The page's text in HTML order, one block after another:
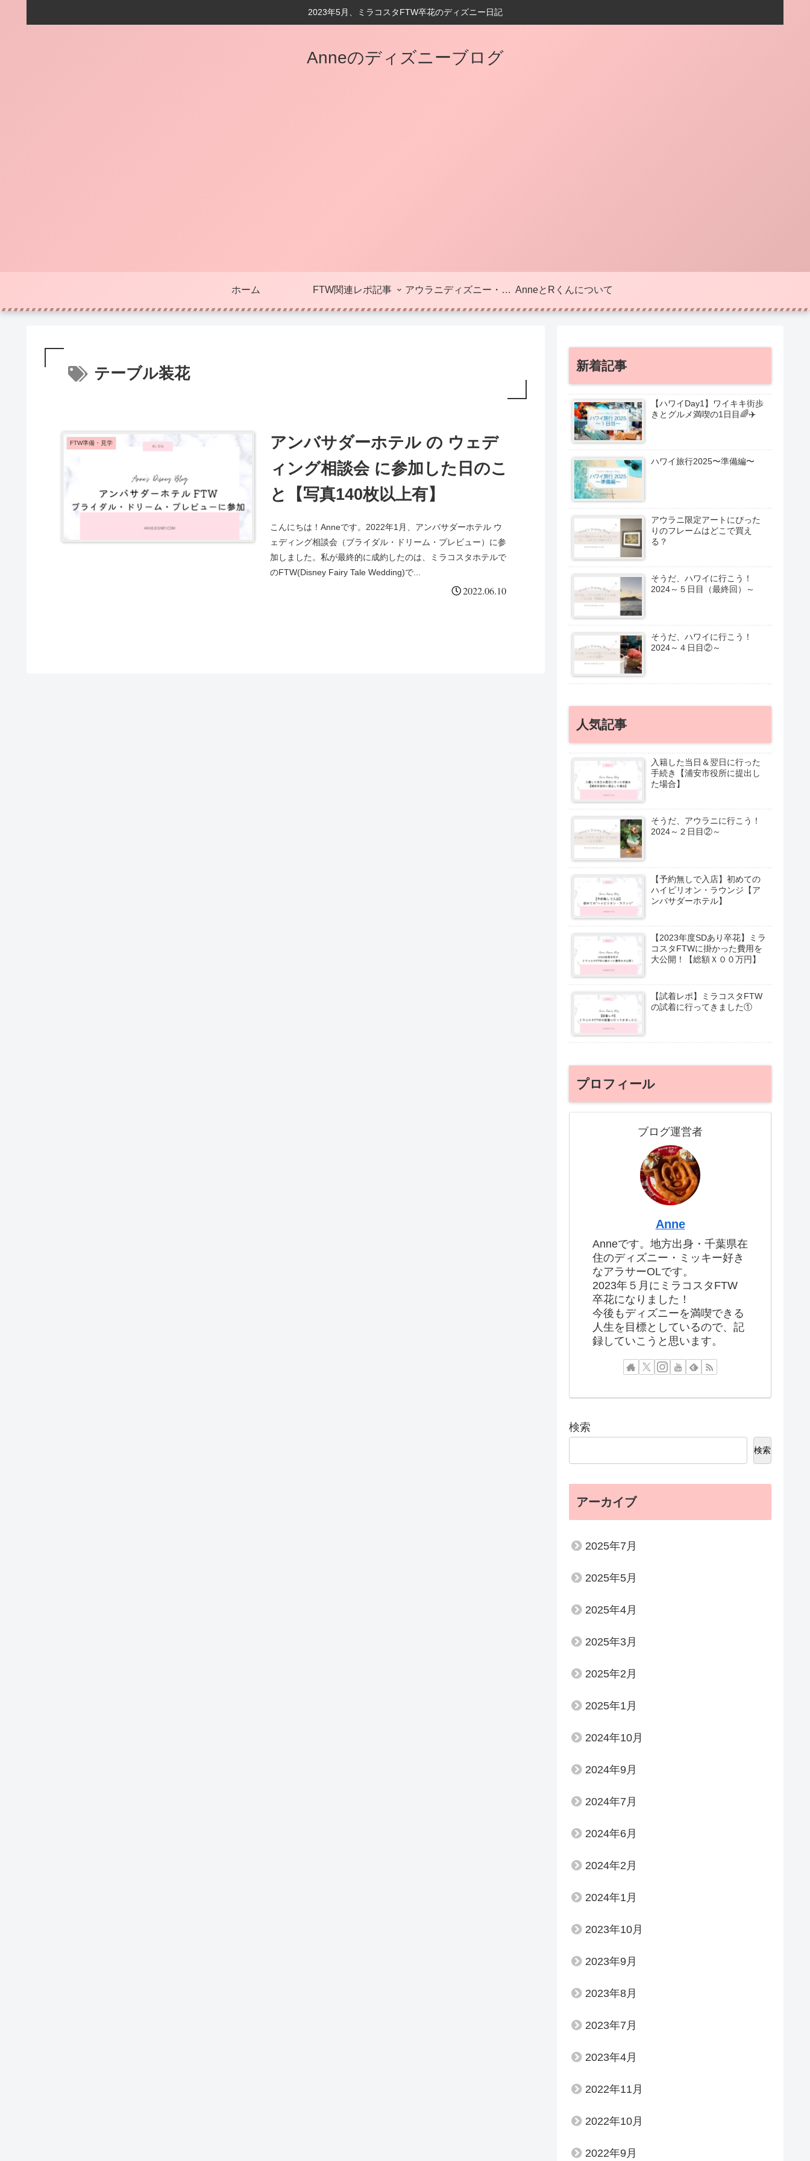
2023年5月、ミラコスタFTW卒花のディズニー日記
Anneのディズニーブログ
ホーム FTW関連レポ記事 アウラニディズニー・ハワイ AnneとRくんについて
テーブル装花
FTW準備・見学
アンバサダーホテル の ウェデ
ィング相談会 に参加した日のこ
と【写真140枚以上有】
こんにちは！Anneです。2022年1月、アンバサダーホテル ウ
ェディング相談会（ブライダル・ドリーム・プレビュー）に参
加しました。私が最終的に成約したのは、ミラコスタホテルで
のFTW(Disney Fairy Tale Wedding)で...
2022.06.10
新着記事
【ハワイDay1】ワイキキ街歩
きとグルメ満喫の1日目🌈✈️
ハワイ旅行2025〜準備編〜
アウラニ限定アートにぴった
りのフレームはどこで買え
る？
そうだ、ハワイに行こう！
2024～５日目（最終回）～
そうだ、ハワイに行こう！
2024～４日目②～
人気記事
入籍した当日＆翌日に行った
手続き【浦安市役所に提出し
た場合】
そうだ、アウラニに行こう！
2024～２日目②～
【予約無しで入店】初めての
ハイピリオン・ラウンジ【ア
ンバサダーホテル】
【2023年度SDあり卒花】ミラ
コスタFTWに掛かった費用を
大公開！【総額Ｘ００万円】
【試着レポ】ミラコスタFTW
の試着に行ってきました①
プロフィール
ブログ運営者
Anne
Anneです。地方出身・千葉県在
住のディズニー・ミッキー好き
なアラサーOLです。
2023年５月にミラコスタFTW
卒花になりました！
今後もディズニーを満喫できる
人生を目標としているので、記
録していこうと思います。
検索
検索
アーカイブ
2025年7月
2025年5月
2025年4月
2025年3月
2025年2月
2025年1月
2024年10月
2024年9月
2024年7月
2024年6月
2024年2月
2024年1月
2023年10月
2023年9月
2023年8月
2023年7月
2023年4月
2022年11月
2022年10月
2022年9月